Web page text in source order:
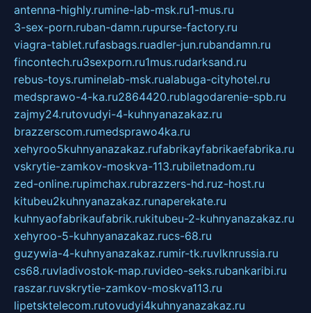
antenna-highly.rumine-lab-msk.ru1-mus.ru
3-sex-porn.ruban-damn.rupurse-factory.ru
viagra-tablet.rufasbags.ruadler-jun.rubandamn.ru
fincontech.ru3sexporn.ru1mus.rudarksand.ru
rebus-toys.ruminelab-msk.rualabuga-cityhotel.ru
medsprawo-4-ka.ru2864420.rublagodarenie-spb.ru
zajmy24.rutovudyi-4-kuhnyanazakaz.ru
brazzerscom.rumedsprawo4ka.ru
xehyroo5kuhnyanazakaz.rufabrikayfabrikaefabrika.ru
vskrytie-zamkov-moskva-113.rubiletnadom.ru
zed-online.rupimchax.rubrazzers-hd.ruz-host.ru
kitubeu2kuhnyanazakaz.runaperekate.ru
kuhnyaofabrikaufabrik.rukitubeu-2-kuhnyanazakaz.ru
xehyroo-5-kuhnyanazakaz.rucs-68.ru
guzywia-4-kuhnyanazakaz.rumir-tk.ruvlknrussia.ru
cs68.ruvladivostok-map.ruvideo-seks.rubankaribi.ru
raszar.ruvskrytie-zamkov-moskva113.ru
lipetsktelecom.rutovudyi4kuhnyanazakaz.ru